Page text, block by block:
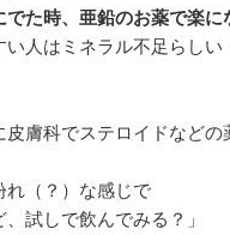
た時、亜鉛のお薬で楽に
人はミネラル不足らし
膚科でステロイドなど
れ（？）な感じで
試しで飲んでみる？」